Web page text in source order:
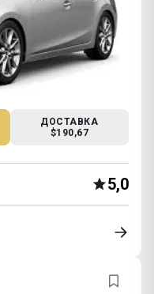
ДОСТАВКА
$190,67
5,0